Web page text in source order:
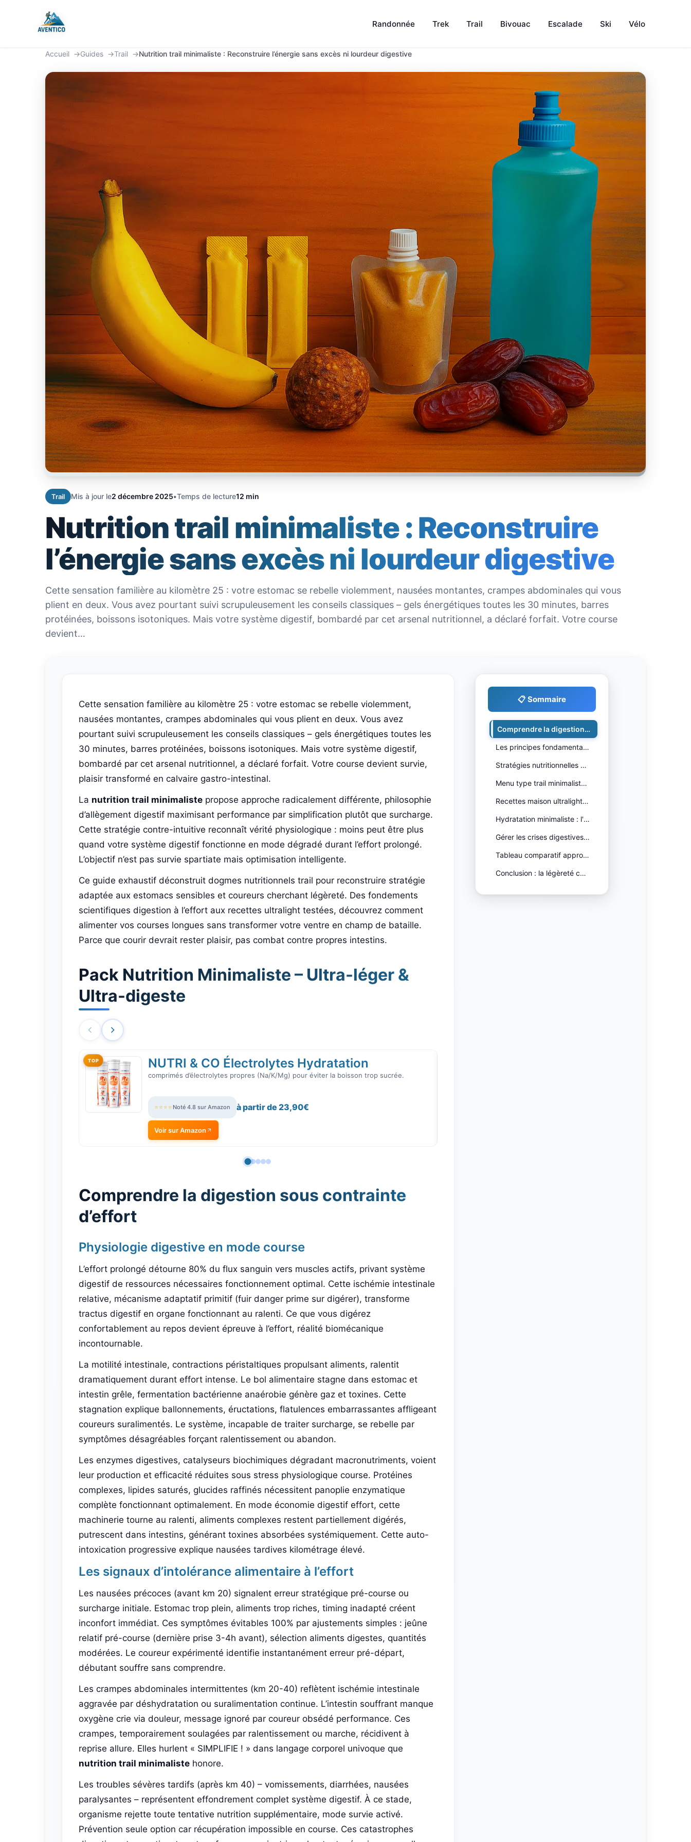
Aventico Randonnée Trek Trail Bivouac Escalade Ski Vélo
Accueil Guides Trail Nutrition trail minimaliste : Reconstruire l’énergie sans excès ni lourdeur digestive
Trail Mis à jour le2 décembre 2025•Temps de lecture12 min
Nutrition trail minimaliste : Reconstruire
l’énergie sans excès ni lourdeur digestive
Cette sensation familière au kilomètre 25 : votre estomac se rebelle violemment, nausées montantes, crampes abdominales qui vous
plient en deux. Vous avez pourtant suivi scrupuleusement les conseils classiques – gels énergétiques toutes les 30 minutes, barres
protéinées, boissons isotoniques. Mais votre système digestif, bombardé par cet arsenal nutritionnel, a déclaré forfait. Votre course
devient…
Cette sensation familière au kilomètre 25 : votre estomac se rebelle violemment,
nausées montantes, crampes abdominales qui vous plient en deux. Vous avez
pourtant suivi scrupuleusement les conseils classiques – gels énergétiques toutes les
30 minutes, barres protéinées, boissons isotoniques. Mais votre système digestif,
bombardé par cet arsenal nutritionnel, a déclaré forfait. Votre course devient survie,
plaisir transformé en calvaire gastro-intestinal.
La nutrition trail minimaliste propose approche radicalement différente, philosophie
d’allègement digestif maximisant performance par simplification plutôt que surcharge.
Cette stratégie contre-intuitive reconnaît vérité physiologique : moins peut être plus
quand votre système digestif fonctionne en mode dégradé durant l’effort prolongé.
L’objectif n’est pas survie spartiate mais optimisation intelligente.
Ce guide exhaustif déconstruit dogmes nutritionnels trail pour reconstruire stratégie
adaptée aux estomacs sensibles et coureurs cherchant légèreté. Des fondements
scientifiques digestion à l’effort aux recettes ultralight testées, découvrez comment
alimenter vos courses longues sans transformer votre ventre en champ de bataille.
Parce que courir devrait rester plaisir, pas combat contre propres intestins.
Pack Nutrition Minimaliste – Ultra-léger &
Ultra-digeste
TOP NUTRI & CO Électrolytes Hydratation
comprimés d’électrolytes propres (Na/K/Mg) pour éviter la boisson trop sucrée.
⭐⭐⭐⭐ Noté 4.8 sur Amazon à partir de 23,90€
Voir sur Amazon
Comprendre la digestion sous contrainte
d’effort
Physiologie digestive en mode course
L’effort prolongé détourne 80% du flux sanguin vers muscles actifs, privant système
digestif de ressources nécessaires fonctionnement optimal. Cette ischémie intestinale
relative, mécanisme adaptatif primitif (fuir danger prime sur digérer), transforme
tractus digestif en organe fonctionnant au ralenti. Ce que vous digérez
confortablement au repos devient épreuve à l’effort, réalité biomécanique
incontournable.
La motilité intestinale, contractions péristaltiques propulsant aliments, ralentit
dramatiquement durant effort intense. Le bol alimentaire stagne dans estomac et
intestin grêle, fermentation bactérienne anaérobie génère gaz et toxines. Cette
stagnation explique ballonnements, éructations, flatulences embarrassantes affligeant
coureurs suralimentés. Le système, incapable de traiter surcharge, se rebelle par
symptômes désagréables forçant ralentissement ou abandon.
Les enzymes digestives, catalyseurs biochimiques dégradant macronutriments, voient
leur production et efficacité réduites sous stress physiologique course. Protéines
complexes, lipides saturés, glucides raffinés nécessitent panoplie enzymatique
complète fonctionnant optimalement. En mode économie digestif effort, cette
machinerie tourne au ralenti, aliments complexes restent partiellement digérés,
putrescent dans intestins, générant toxines absorbées systémiquement. Cette auto-
intoxication progressive explique nausées tardives kilométrage élevé.
Les signaux d’intolérance alimentaire à l’effort
Les nausées précoces (avant km 20) signalent erreur stratégique pré-course ou
surcharge initiale. Estomac trop plein, aliments trop riches, timing inadapté créent
inconfort immédiat. Ces symptômes évitables 100% par ajustements simples : jeûne
relatif pré-course (dernière prise 3-4h avant), sélection aliments digestes, quantités
modérées. Le coureur expérimenté identifie instantanément erreur pré-départ,
débutant souffre sans comprendre.
Les crampes abdominales intermittentes (km 20-40) reflètent ischémie intestinale
aggravée par déshydratation ou suralimentation continue. L’intestin souffrant manque
oxygène crie via douleur, message ignoré par coureur obsédé performance. Ces
crampes, temporairement soulagées par ralentissement ou marche, récidivent à
reprise allure. Elles hurlent « SIMPLIFIE ! » dans langage corporel univoque que
nutrition trail minimaliste honore.
Les troubles sévères tardifs (après km 40) – vomissements, diarrhées, nausées
paralysantes – représentent effondrement complet système digestif. À ce stade,
organisme rejette toute tentative nutrition supplémentaire, mode survie activé.
Prévention seule option car récupération impossible en course. Ces catastrophes
📋 Sommaire
Comprendre la digestion sous contr…
Les principes fondamentaux de l'al…
Stratégies nutritionnelles pré-cou…
Menu type trail minimaliste par di…
Recettes maison ultralight testées
Hydratation minimaliste : l'eau d'…
Gérer les crises digestives en cou…
Tableau comparatif approches nutri…
Conclusion : la légèreté comme per…